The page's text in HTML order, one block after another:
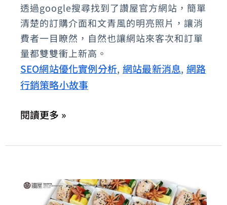
透過google搜尋找到了讚屋官方網站，簡單
清楚的訂購介面和文青風的明亮照片，讓消
費者一目瞭然，自然也讓網站來客次和訂單
量都雙雙衝上新高。
SEO網站優化實例分析, 網站最新消息, 網路
行銷策略小故事
屋」-
從
櫻
滿
開
看
告
何
閱讀更多 »